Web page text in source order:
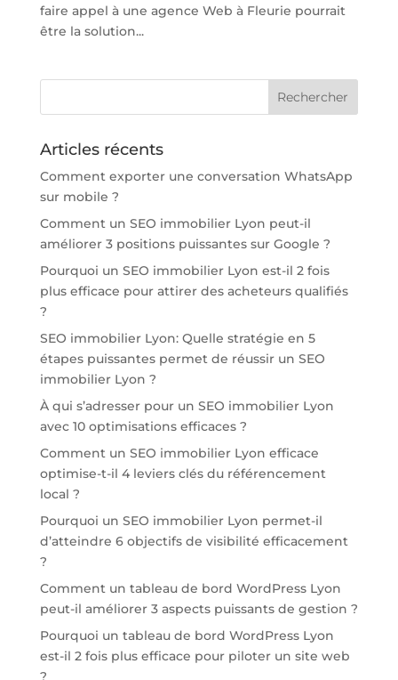
faire appel à une agence Web à Fleurie pourrait
être la solution...
Articles récents
Comment exporter une conversation WhatsApp
sur mobile ?
Comment un SEO immobilier Lyon peut-il
améliorer 3 positions puissantes sur Google ?
Pourquoi un SEO immobilier Lyon est-il 2 fois
plus efficace pour attirer des acheteurs qualifiés
?
SEO immobilier Lyon: Quelle stratégie en 5
étapes puissantes permet de réussir un SEO
immobilier Lyon ?
À qui s’adresser pour un SEO immobilier Lyon
avec 10 optimisations efficaces ?
Comment un SEO immobilier Lyon efficace
optimise-t-il 4 leviers clés du référencement
local ?
Pourquoi un SEO immobilier Lyon permet-il
d’atteindre 6 objectifs de visibilité efficacement
?
Comment un tableau de bord WordPress Lyon
peut-il améliorer 3 aspects puissants de gestion ?
Pourquoi un tableau de bord WordPress Lyon
est-il 2 fois plus efficace pour piloter un site web
?